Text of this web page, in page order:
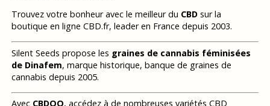
Trouvez votre bonheur avec le meilleur du CBDsur la
boutique en ligne CBD.fr, leader en France depuis 2003.
Silent Seeds propose les graines de cannabis féminisées
de Dinafem, marque historique, banque de graines de
cannabis depuis 2005.
Avec CBDOO, accédez à de nombreuses variétés CBD